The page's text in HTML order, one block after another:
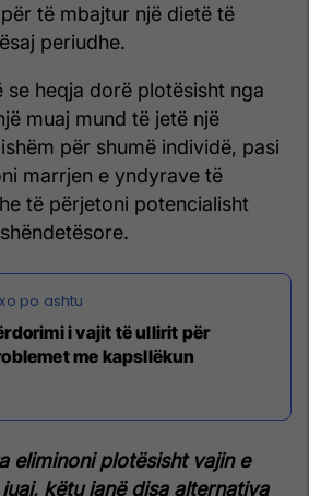
të mbajtur një dietë të
periudhe.
se heqja dorë plotësisht nga
muaj mund të jetë një
për shumë individë, pasi
marrjen e yndyrave të
të përjetoni potencialisht
i vajit të ullirit për
me kapsllëkun
eliminoni plotësisht vajin e
këtu janë disa alternativa